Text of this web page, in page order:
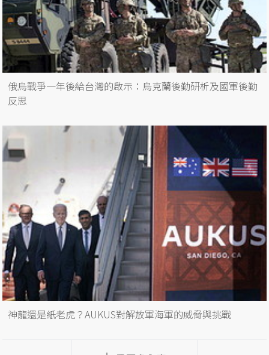
俄烏戰爭一年後給台灣的啟示：烏克蘭後勤研析及國軍後勤
反思
神龍還是紙老虎？AUKUS對解放軍海軍的威脅與挑戰